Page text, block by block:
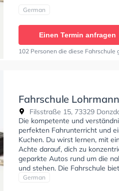
German
Einen Termin anfragen
102 Personen die diese Fahrschule
Fahrschule Lohrmann
Filsstraße 15, 73329
Die kompetente und
perfekten Fahrunterricht und
Kuchen. Du wirst lernen, mit
Achte darauf, dich zu
geparkte Autos rund um die
und stehen. Die Fahrschule
deine Klasse A1, Klasse B,
German